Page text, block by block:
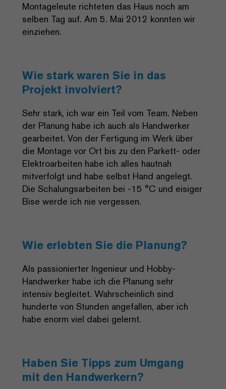
Montageleute richteten das Haus noch am
selben Tag auf. Am 5. Mai 2012 konnten wir
einziehen.
Wie stark waren Sie in das
Projekt involviert?
Sehr stark, ich war ein Teil vom Team. Neben
der Planung habe ich auch als Handwerker
gearbeitet. Von der Fertigung im Werk über
die Montage vor Ort bis zu den Parkett- oder
Elektroarbeiten habe ich alles hautnah
mitverfolgt und habe selbst Hand angelegt.
Die Schalungsarbeiten bei -15 °C und eisiger
Bise werde ich nie vergessen.
Wie erlebten Sie die Planung?
Als passionierter Ingenieur und Hobby-
Handwerker habe ich die Planung sehr
intensiv begleitet. Wahrscheinlich sind
hunderte von Stunden angefallen, aber ich
habe enorm viel dabei gelernt.
Haben Sie Tipps zum Umgang
mit den Handwerkern?